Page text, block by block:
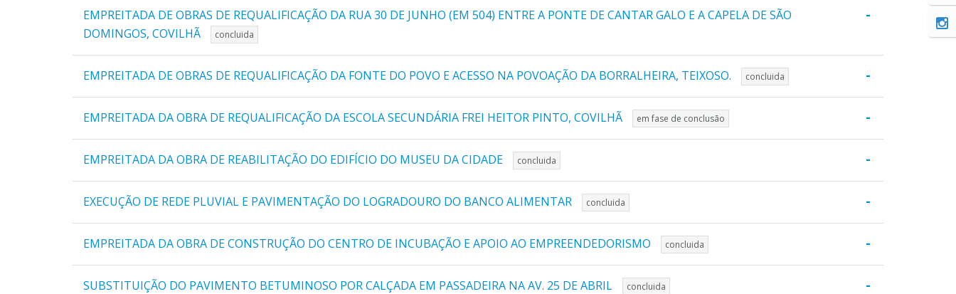
-
EMPREITADA DE OBRAS DE REQUALIFICAÇÃO DA RUA 30 DE JUNHO (EM 504) ENTRE A PONTE DE CANTAR GALO E A CAPELA DE SÃO
DOMINGOS, COVILHÃ
concluida
-
EMPREITADA DE OBRAS DE REQUALIFICAÇÃO DA FONTE DO POVO E ACESSO NA POVOAÇÃO DA BORRALHEIRA, TEIXOSO. concluida
-
EMPREITADA DA OBRA DE REQUALIFICAÇÃO DA ESCOLA SECUNDÁRIA FREI HEITOR PINTO, COVILHÃ em fase de conclusão
-
EMPREITADA DA OBRA DE REABILITAÇÃO DO EDIFÍCIO DO MUSEU DA CIDADE concluida
-
EXECUÇÃO DE REDE PLUVIAL E PAVIMENTAÇÃO DO LOGRADOURO DO BANCO ALIMENTAR concluida
-
EMPREITADA DA OBRA DE CONSTRUÇÃO DO CENTRO DE INCUBAÇÃO E APOIO AO EMPREENDEDORISMO concluida
-
SUBSTITUIÇÃO DO PAVIMENTO BETUMINOSO POR CALÇADA EM PASSADEIRA NA AV. 25 DE ABRIL concluida